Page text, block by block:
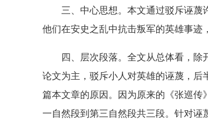
三、中心思想。本文通过驳斥诬蔑许
他们在安史之乱中抗击叛军的英雄事迹
四、层次段落。全文从总体看，除开
论文为主，驳斥小人对英雄的诬蔑，
篇本文章的原因。因为原来的《张巡
一自然段到第三自然段共三段。针对诬